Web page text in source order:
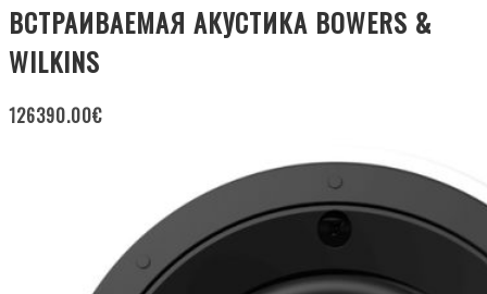
ВСТРАИВАЕМАЯ АКУСТИКА BOWERS &
WILKINS
126390.00€